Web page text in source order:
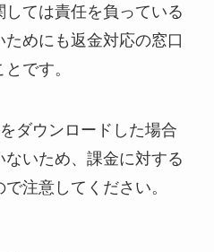
ては責任を負っている
めにも返金対応の窓口
です。
ダウンロードした場合
いため、課金に対する
注意してください。